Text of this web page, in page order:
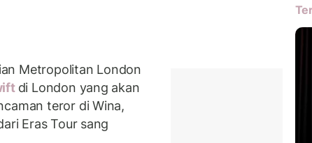
Metropolitan London
di London yang akan
teror di Wina,
Eras Tour sang